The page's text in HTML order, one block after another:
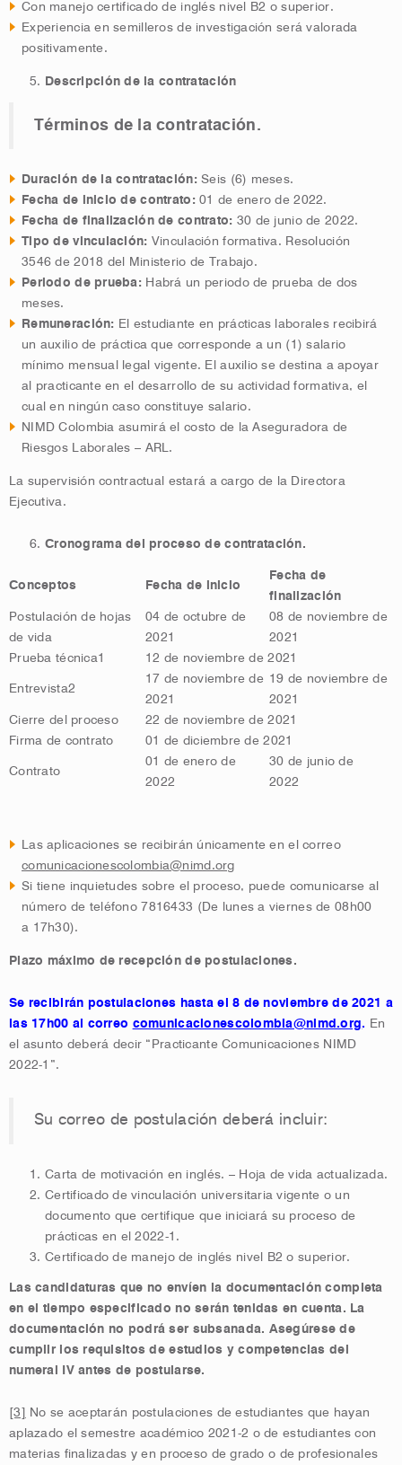
Con manejo certificado de inglés nivel B2 o superior.
Experiencia en semilleros de investigación será valorada
positivamente.
Descripción de la contratación
Términos de la contratación.
Duración de la contratación:Seis (6) meses.
Fecha de inicio de contrato:01 de enero de 2022.
Fecha de finalización de contrato: 30 de junio de 2022.
Tipo de vinculación: Vinculación formativa. Resolución
3546 de 2018 del Ministerio de Trabajo.
Periodo de prueba: Habrá un periodo de prueba de dos
meses.
Remuneración: El estudiante en prácticas laborales recibirá
un auxilio de práctica que corresponde a un (1) salario
mínimo mensual legal vigente. El auxilio se destina a apoyar
al practicante en el desarrollo de su actividad formativa, el
cual en ningún caso constituye salario.
NIMD Colombia asumirá el costo de la Aseguradora de
Riesgos Laborales – ARL.
La supervisión contractual estará a cargo de la Directora
Ejecutiva.
Cronograma del proceso de contratación.
Conceptos Fecha de inicio
Fecha de
finalización
Postulación de hojas
de vida
04 de octubre de
2021
08 de noviembre de
2021
Prueba técnica1 12 de noviembre de 2021
Entrevista2
17 de noviembre de
2021
19 de noviembre de
2021
Cierre del proceso
22 de noviembre de 2021
Firma de contrato
01 de diciembre de 2021
Contrato
01 de enero de
2022
30 de junio de
2022
Las aplicaciones se recibirán únicamente en el correo
comunicacionescolombia@nimd.org
Si tiene inquietudes sobre el proceso, puede comunicarse al
número de teléfono 7816433 (De lunes a viernes de 08h00
a 17h30).
Plazo máximo de recepción de postulaciones.
Se recibirán postulaciones hasta el 8 de noviembre de 2021 a
las 17h00 al correo comunicacionescolombia@nimd.org. En
el asunto deberá decir “Practicante Comunicaciones NIMD
2022-1”.
Su correo de postulación deberá incluir:
Carta de motivación en inglés. – Hoja de vida actualizada.
Certificado de vinculación universitaria vigente o un
documento que certifique que iniciará su proceso de
prácticas en el 2022-1.
Certificado de manejo de inglés nivel B2 o superior.
Las candidaturas que no envíen la documentación completa
en el tiempo especificado no serán tenidas en cuenta. La
documentación no podrá ser subsanada. Asegúrese de
cumplir los requisitos de estudios y competencias del
numeral IV antes de postularse.
[3]
No se aceptarán postulaciones de estudiantes que hayan
aplazado el semestre académico 2021-2 o de estudiantes con
materias finalizadas y en proceso de grado o de profesionales